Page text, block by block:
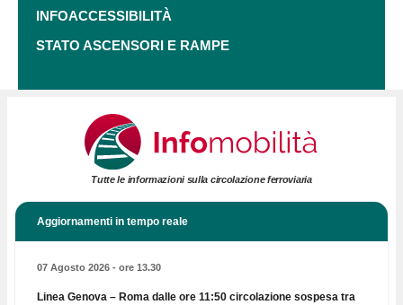
INFOACCESSIBILITÀ
STATO ASCENSORI E RAMPE
Tutte le informazioni sulla circolazione ferroviaria
Aggiornamenti in tempo reale
07 Agosto 2026 - ore 13.30
Linea Genova – Roma dalle ore 11:50 circolazione sospesa tra